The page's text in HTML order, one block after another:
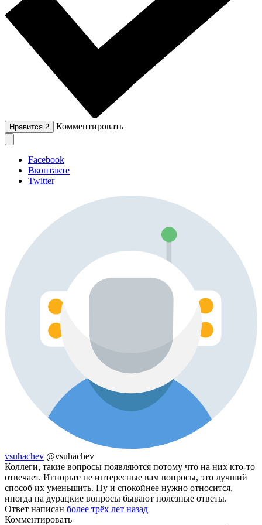
Нравится 2 Комментировать
Facebook
Вконтакте
Twitter
vsuhachev @vsuhachev
Коллеги, такие вопросы появляются потому что на них кто-то
отвечает. Игнорьте не интересные вам вопросы, это лучший
способ их уменьшить. Ну и спокойнее нужно относится,
иногда на дурацкие вопросы бывают полезные ответы.
Ответ написан более трёх лет назад
Комментировать